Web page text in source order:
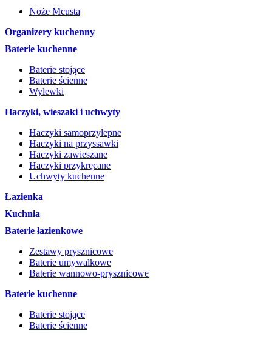
Noże Mcusta
Organizery kuchenny
Baterie kuchenne
Baterie stojące
Baterie ścienne
Wylewki
Haczyki, wieszaki i uchwyty
Haczyki samoprzylepne
Haczyki na przyssawki
Haczyki zawieszane
Haczyki przykręcane
Uchwyty kuchenne
Łazienka
Kuchnia
Baterie łazienkowe
Zestawy prysznicowe
Baterie umywalkowe
Baterie wannowo-prysznicowe
Baterie kuchenne
Baterie stojące
Baterie ścienne